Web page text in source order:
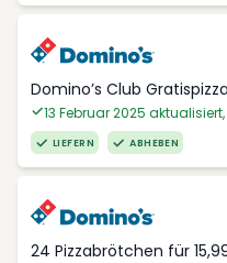
Domino’s Club Gratispizza
13 Februar 2025
LIEFERN ABHEBEN
24 Pizzabrötchen für